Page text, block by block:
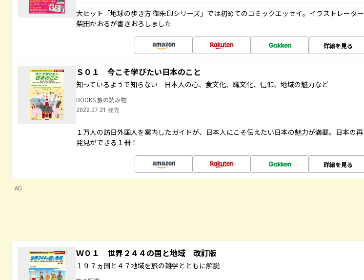
大ヒット「地球の歩き方 御朱印シリーズ」では初めてのコミックエッセイ。イラストレーター
柴田かおるが書きおろしました
詳細を見る
Ｓ０１ 今こそ学びたい日本のこと
知っているようで知らない 日本人の心、食文化、職文化、信仰、地域の魅力など
BOOKS 旅の読み物
2022.07.21 発売
１万人の訪日外国人を案内したガイドが、日本人にこそ伝えたい日本の魅力が満載。日本の再
発見ができる１冊！
詳細を見る
AD
Ｗ０１ 世界２４４の国と地域 改訂版
１９７ヵ国と４７地域を旅の雑学とともに解説